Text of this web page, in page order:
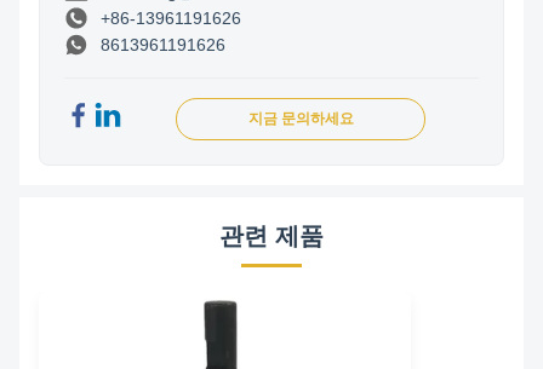
+86-13961191626
8613961191626
지금 문의하세요
관련 제품